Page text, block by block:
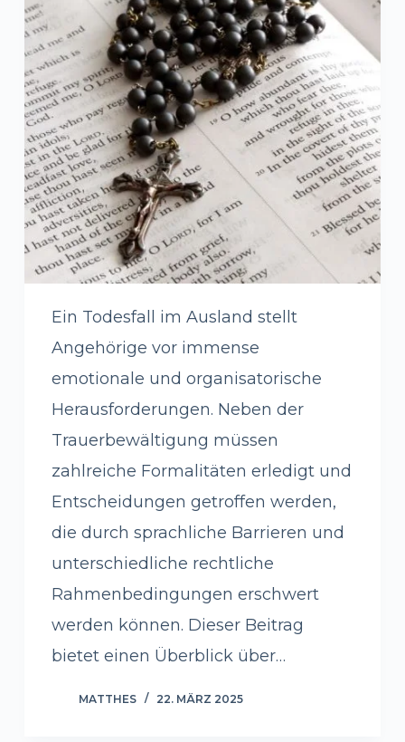
Ein Todesfall im Ausland stellt
Angehörige vor immense
emotionale und organisatorische
Herausforderungen. Neben der
Trauerbewältigung müssen
zahlreiche Formalitäten erledigt und
Entscheidungen getroffen werden,
die durch sprachliche Barrieren und
unterschiedliche rechtliche
Rahmenbedingungen erschwert
werden können. Dieser Beitrag
bietet einen Überblick über…
MATTHES 22. MÄRZ 2025